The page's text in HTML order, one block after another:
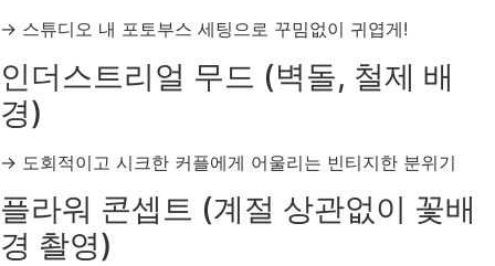
→ 스튜디오 내 포토부스 세팅으로 꾸밈없이 귀엽게!
인더스트리얼 무드 (벽돌, 철제 배
경)
→ 도회적이고 시크한 커플에게 어울리는 빈티지한 분위기
플라워 콘셉트 (계절 상관없이 꽃배
경 촬영)